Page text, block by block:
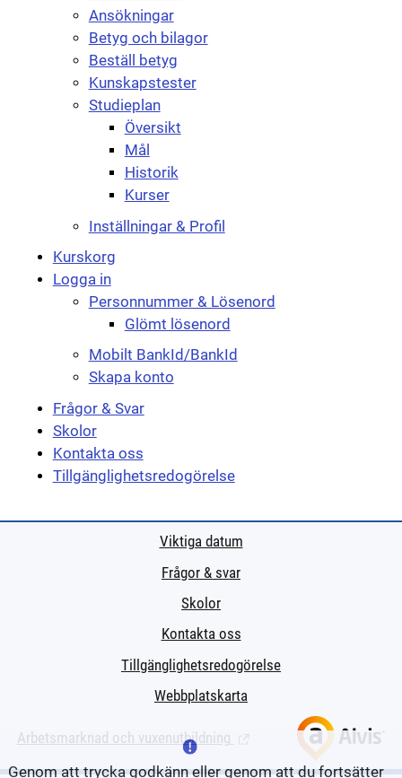
Ansökningar
Betyg och bilagor
Beställ betyg
Kunskapstester
Studieplan
Översikt
Mål
Historik
Kurser
Inställningar & Profil
Kurskorg
Logga in
Personnummer & Lösenord
Glömt lösenord
Mobilt BankId/BankId
Skapa konto
Frågor & Svar
Skolor
Kontakta oss
Tillgänglighetsredogörelse
Viktiga datum
Frågor & svar
Skolor
Kontakta oss
Tillgänglighetsredogörelse
Webbplatskarta
Arbetsmarknad och vuxenutbildning (Länk till extern sida.)
Genom att trycka godkänn eller genom att du fortsätter